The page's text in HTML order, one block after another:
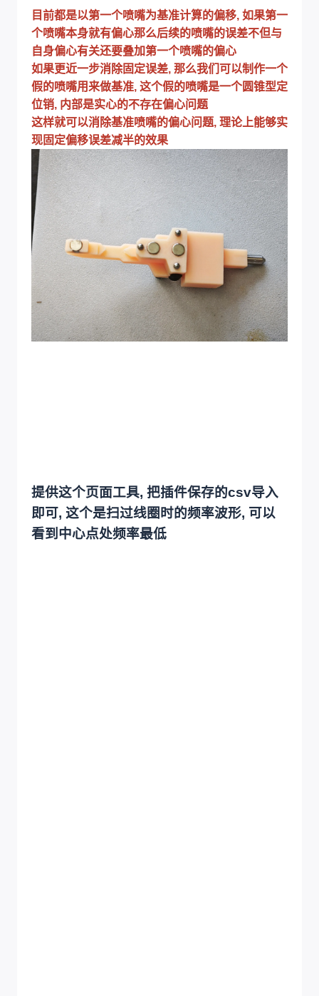
目前都是以第一个喷嘴为基准计算的偏移, 如果第一
个喷嘴本身就有偏心那么后续的喷嘴的误差不但与
自身偏心有关还要叠加第一个喷嘴的偏心
如果更近一步消除固定误差, 那么我们可以制作一个
假的喷嘴用来做基准, 这个假的喷嘴是一个圆锥型定
位销, 内部是实心的不存在偏心问题
这样就可以消除基准喷嘴的偏心问题, 理论上能够实
现固定偏移误差减半的效果
提供这个页面工具, 把插件保存的csv导入
即可, 这个是扫过线圈时的频率波形, 可以
看到中心点处频率最低